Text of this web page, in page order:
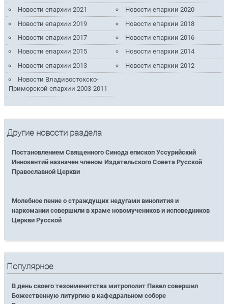
Новости епархии 2021
Новости епархии 2020
Новости епархии 2019
Новости епархии 2018
Новости епархии 2017
Новости епархии 2016
Новости епархии 2015
Новости епархии 2014
Новости епархии 2013
Новости епархии 2012
Новости Владивостокско-
Приморской епархии 2003-2011
Другие новости раздела
Постановлением Священного Синода епископ Уссурийский
Иннокентий назначен членом Издательского Совета Русской
Православной Церкви
Молебное пение о страждущих недугами винопития и
наркомании совершили в храме новомучеников и исповедников
Церкви Русской
Популярное
В день своего тезоименитства митрополит Павел совершил
Божественную литургию в кафедральном соборе